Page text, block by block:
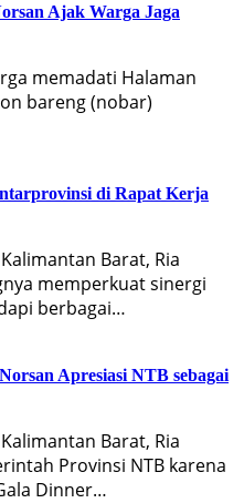
Ajak Warga Jaga
memadati Halaman
bareng (nobar)
di Rapat Kerja
Barat, Ria
memperkuat sinergi
berbagai…
Apresiasi NTB sebagai
Barat, Ria
Provinsi NTB karena
Dinner…